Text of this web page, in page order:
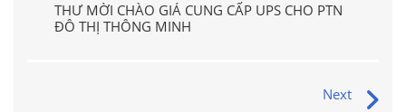
THƯ MỜI CHÀO GIÁ CUNG CẤP UPS CHO PTN
ĐÔ THỊ THÔNG MINH
Next